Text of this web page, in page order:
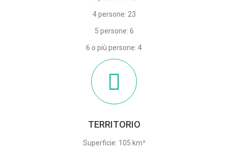
4 persone: 23
5 persone: 6
6 o più persone: 4
TERRITORIO
Superficie: 105 km²